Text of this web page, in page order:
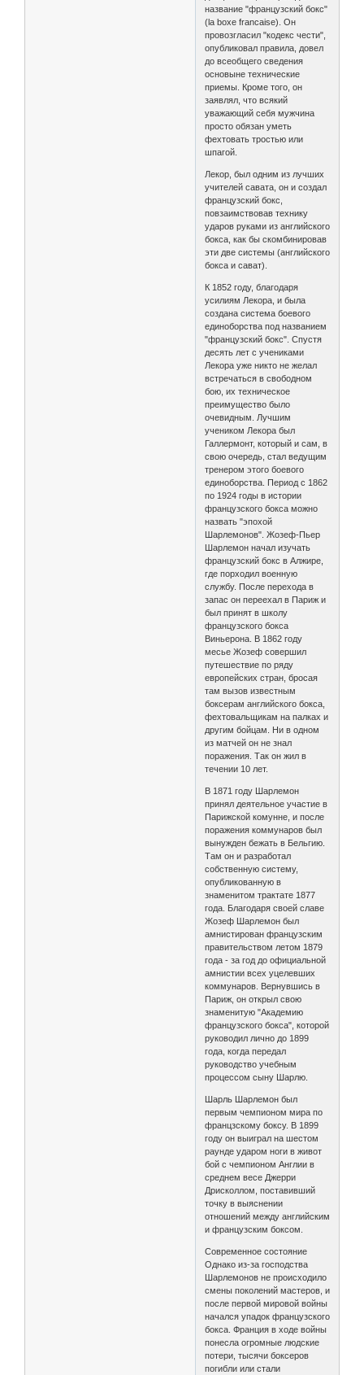
название "французский бокс"
(la boxe francaise). Он
провозгласил "кодекс чести",
опубликовал правила, довел
до всеобщего сведения
основыне технические
приемы. Кроме того, он
заявлял, что всякий
уважающий себя мужчина
просто обязан уметь
фехтовать тростью или
шпагой.
Лекор, был одним из лучших
учителей савата, он и создал
французский бокс,
повзаимствовав технику
ударов руками из английского
бокса, как бы скомбинировав
эти две системы (английского
бокса и сават).
К 1852 году, благодаря
усилиям Лекора, и была
создана система боевого
единоборства под названием
"французский бокс". Спустя
десять лет с учениками
Лекора уже никто не желал
встречаться в свободном
бою, их техническое
преимущество было
очевидным. Лучшим
учеником Лекора был
Галлермонт, который и сам, в
свою очередь, стал ведущим
тренером этого боевого
единоборства. Период с 1862
по 1924 годы в истории
французского бокса можно
назвать "эпохой
Шарлемонов". Жозеф-Пьер
Шарлемон начал изучать
французский бокс в Алжире,
где порходил военную
службу. После перехода в
запас он переехал в Париж и
был принят в школу
французского бокса
Виньерона. В 1862 году
месье Жозеф совершил
путешествие по ряду
европейских стран, бросая
там вызов известным
боксерам английского бокса,
фехтовальщикам на палках и
другим бойцам. Ни в одном
из матчей он не знал
поражения. Так он жил в
течении 10 лет.
В 1871 году Шарлемон
принял деятельное участие в
Парижской комунне, и после
поражения коммунаров был
вынужден бежать в Бельгию.
Там он и разработал
собственную систему,
опубликованную в
знаменитом трактате 1877
года. Благодаря своей славе
Жозеф Шарлемон был
амнистирован французским
правительством летом 1879
года - за год до официальной
амнистии всех уцелевших
коммунаров. Вернувшись в
Париж, он открыл свою
знаменитую "Академию
французского бокса", которой
руководил лично до 1899
года, когда передал
руководство учебным
процессом сыну Шарлю.
Шарль Шарлемон был
первым чемпионом мира по
францзскому боксу. В 1899
году он выиграл на шестом
раунде ударом ноги в живот
бой с чемпионом Англии в
среднем весе Джерри
Дрисколлом, поставивший
точку в выяснении
отношений между английским
и французским боксом.
Современное состояние
Однако из-за господства
Шарлемонов не происходило
смены поколений мастеров, и
после первой мировой войны
начался упадок французского
бокса. Франция в ходе войны
понесла огромные людские
потери, тысячи боксеров
погибли или стали